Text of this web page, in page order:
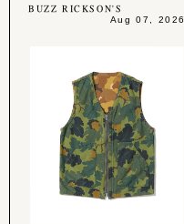
BUZZ RICKSON'S
Aug 07, 2026